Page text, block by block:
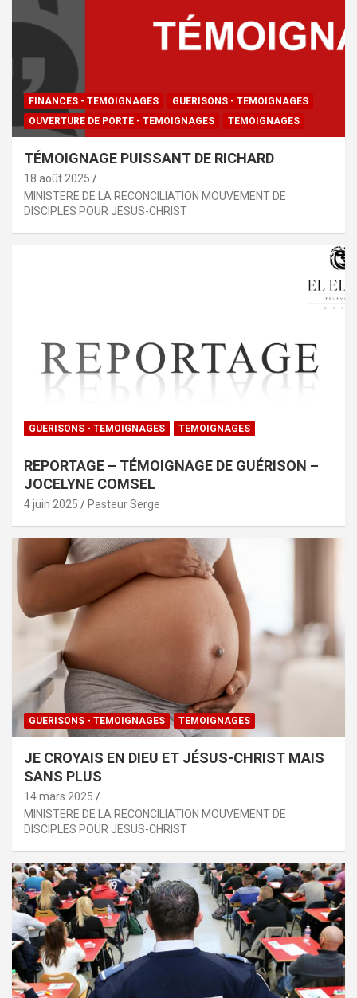
FINANCES - TEMOIGNAGES
GUERISONS - TEMOIGNAGES
OUVERTURE DE PORTE - TEMOIGNAGES
TEMOIGNAGES
TÉMOIGNAGE PUISSANT DE RICHARD
18 août 2025
MINISTERE DE LA RECONCILIATION MOUVEMENT DE
DISCIPLES POUR JESUS-CHRIST
GUERISONS - TEMOIGNAGES TEMOIGNAGES
REPORTAGE – TÉMOIGNAGE DE GUÉRISON –
JOCELYNE COMSEL
4 juin 2025 Pasteur Serge
GUERISONS - TEMOIGNAGES TEMOIGNAGES
JE CROYAIS EN DIEU ET JÉSUS-CHRIST MAIS
SANS PLUS
14 mars 2025
MINISTERE DE LA RECONCILIATION MOUVEMENT DE
DISCIPLES POUR JESUS-CHRIST